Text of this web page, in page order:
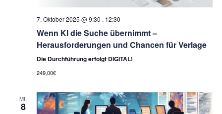
7. Oktober 2025 @ 9:30 . 12:30
Wenn KI die Suche übernimmt –
Herausforderungen und Chancen für Verlage
Die Durchführung erfolgt DIGITAL!
249,00€
MI.
8